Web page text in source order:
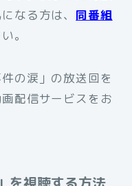
なる方は、 同番組
。
の涙」の放送回を
配信サービスをお